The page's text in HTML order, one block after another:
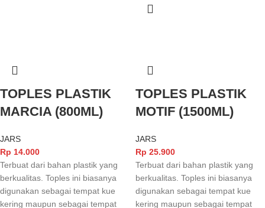
TOPLES PLASTIK
MARCIA (800ML)
JARS
Rp 14.000
Terbuat dari bahan plastik yang
berkualitas. Toples ini biasanya
digunakan sebagai tempat kue
kering maupun sebagai tempat
TOPLES PLASTIK
MOTIF (1500ML)
JARS
Rp 25.900
Terbuat dari bahan plastik yang
berkualitas. Toples ini biasanya
digunakan sebagai tempat kue
kering maupun sebagai tempat